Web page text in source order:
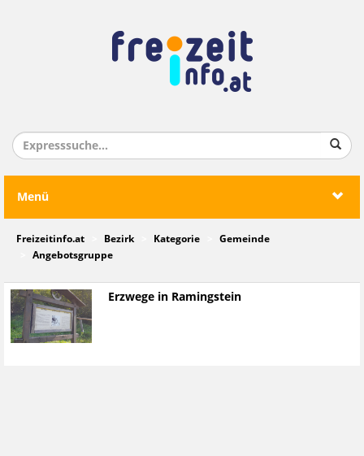
Menü
Freizeitinfo.at Bezirk Kategorie
Gemeinde
Angebotsgruppe
Erzwege in Ramingstein